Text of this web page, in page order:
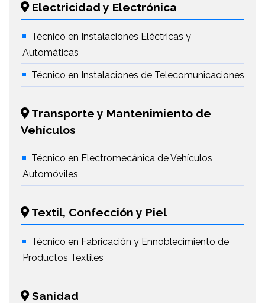
Electricidad y Electrónica
Técnico en Instalaciones Eléctricas y
Automáticas
Técnico en Instalaciones de Telecomunicaciones
Transporte y Mantenimiento de
Vehículos
Técnico en Electromecánica de Vehículos
Automóviles
Textil, Confección y Piel
Técnico en Fabricación y Ennoblecimiento de
Productos Textiles
Sanidad